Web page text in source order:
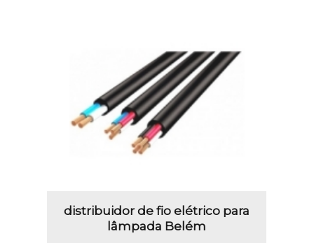
distribuidor de fio elétrico para
lâmpada Belém